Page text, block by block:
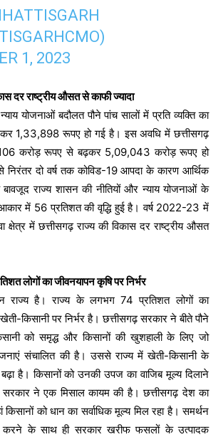
1, 2023
दर राष्ट्रीय औसत से काफी ज्यादा
योजनाओं बदौलत पौने पांच सालों में प्रति व्यक्ति का
1,33,898 रूपए हो गई है। इस अवधि में छत्तीसगढ़
करोड़ रूपए से बढ़कर 5,09,043 करोड़ रूपए हो
निरंतर दो वर्ष तक कोविड-19 आपदा के कारण आर्थिक
बावजूद राज्य शासन की नीतियों और न्याय योजनाओं के
में 56 प्रतिशत की वृद्धि हुई है। वर्ष 2022-23 में
क्षेत्र में छत्तीसगढ़ राज्य की विकास दर राष्ट्रीय औसत
लोगों का जीवनयापन कृषि पर निर्भर
राज्य है। राज्य के लगभग 74 प्रतिशत लोगों का
किसानी पर निर्भर है। छत्तीसगढ़ सरकार ने बीते पौने
को समृद्ध और किसानों की खुशहाली के लिए जो
संचालित की है। उससे राज्य में खेती-किसानी के
बढ़ा है। किसानों को उनकी उपज का वाजिब मूल्य दिलाने
ने एक मिसाल कायम की है। छत्तीसगढ़ देश का
को धान का सर्वाधिक मूल्य मिल रहा है। समर्थन
करने के साथ ही सरकार खरीफ फसलों के उत्पादक